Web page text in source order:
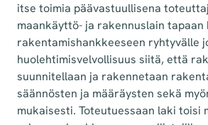
itse toimia päävastuullisena
maankäyttö- ja rakennuslain tapaan
rakentamishankkeeseen ryhtyvälle
huolehtimisvelvollisuus siitä, että
suunnitellaan ja rakennetaan
säännösten ja määräysten sekä
mukaisesti. Toteutuessaan laki toisi